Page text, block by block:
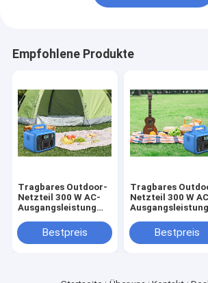
Empfohlene Produkte
Tragbares Outdoor-
Netzteil 300 W AC-
Ausgangsleistung
Outdoor-
Campingstall-
Bestpreis
Tragbares
Netzteil 300 W
Ausgangsleistung
Outdoor-
Campingstall-
Bestpreis